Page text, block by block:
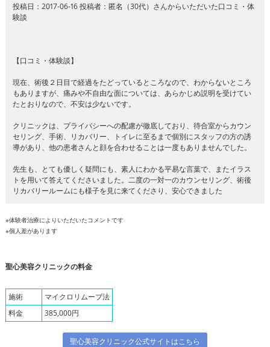
投稿日：2017-06-16 投稿者：匿名（30代）さんからいただいた口コミ・体
験談
【口コミ・体験談】
現在、術後２日目で経過をたどっているところなので、わからないところ
もありますが、痛みや不自由な面については、あらかじめ説明を受けてい
たとおりなので、不安は少ないです。
クリニックは、プライバシーへの配慮が徹底しており、待合室からカウン
セリング、手術、リカバリー、トイレに至るまで個別にスタッフの方の誘
導があり、他の患者さんと顔を合わせることは一度もありませんでした。
先生も、とても優しく疑問にも、素人にわかる平易な言葉で、またイラス
トを用いて答えてくださいました。二度の一対一のカウンセリング、術後
リカバリールームにも様子を見に来てくださり、安心できました
※体験者治療によりいただいたコメントです
※個人差があります
聖心美容クリニックの料金
施術
マイクロリムーブ法
料金
385,000円
聖心美容クリニック公式サイトはこちら